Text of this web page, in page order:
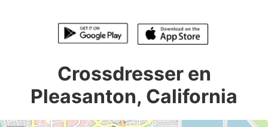
Crossdresser en
Pleasanton, California